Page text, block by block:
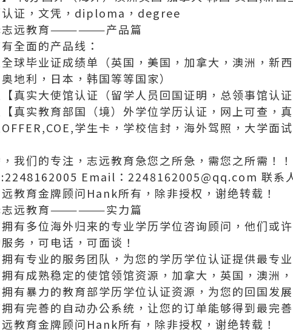
认证，文凭，diploma，degree
志远教育——————产品篇
全面的产品线：
球毕业证成绩单（英国，美国，加拿大，澳洲，新
地利，日本，韩国等等国家）
真实大使馆认证（留学人员回国证明，总领事馆认证
真实教育部国（境）外学位学历认证，网上可查，真
学生卡，学校信封，海外驾照，大学面
我们的专注，志远教育急您之所急，需您之所需！！
Email：2248162005@qq.com 联系
教育金牌顾问Hank所有，除非授权，谢绝转载！
志远教育——————实力篇
有多位海外归来的专业学历学位咨询顾问，他们或
务，可电话，可面谈！
有专业的服务团队，为您的学历学位认证提供最专
有成熟稳定的使馆领馆资源，加拿大，英国，澳洲，
有暴力的教育部学历学位认证资源，为您的回国发展
有完善的自动办公系统，让您的订单能够得到最完
教育金牌顾问Hank所有，除非授权，谢绝转载！